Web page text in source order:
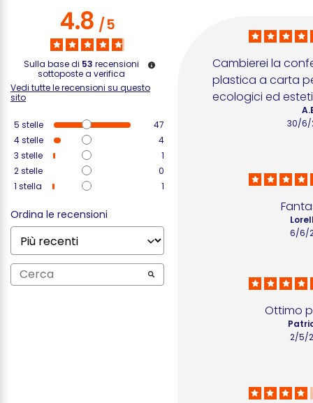
4.8/5
Sulla base di 53 recensioni
sottoposte a verifica
Vedi tutte le recensioni su questo
sito
5 stelle
47
4stelle
4
3 stelle
1
2stelle
0
1 stella 1
Ordina le recensioni
Cambierei la
plastica a carta
ecologici ed
30/6/
6/6/
Ottimo
2/5/